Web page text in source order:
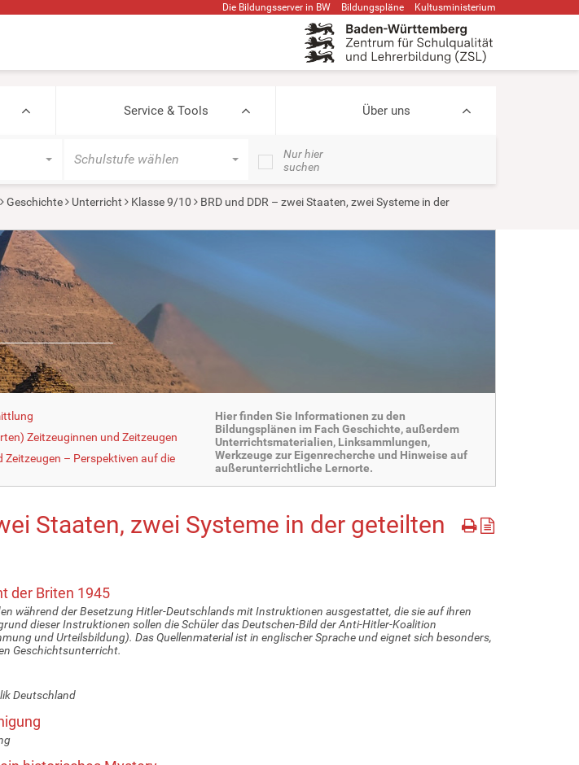
Die Bildungsserver in BW Bildungspläne Kultusministerium
Service & Tools Über uns
Schulstufe wählen
Nur hier
suchen
Geschichte Unterricht Klasse 9/10
BRD und DDR – zwei Staaten, zwei Systeme in der
Zeitzeuginnen und Zeitzeugen
Zeitzeugen – Perspektiven auf die
Hier finden Sie Informationen zu den
Bildungsplänen im Fach Geschichte, außerdem
Unterrichtsmaterialien, Linksammlungen,
Werkzeuge zur Eigenrecherche und Hinweise auf
außerunterrichtliche Lernorte.
Staaten, zwei Systeme in der geteilten
der Briten 1945
während der Besetzung Hitler-Deutschlands mit Instruktionen ausgestattet, die sie auf ihren
dieser Instruktionen sollen die Schüler das Deutschen-Bild der Anti-Hitler-Koalition
und Urteilsbildung). Das Quellenmaterial ist in englischer Sprache und eignet sich besonders,
Geschichtsunterricht.
Deutschland